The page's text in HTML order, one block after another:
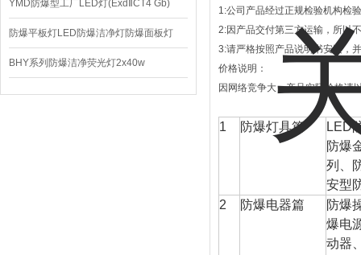
YMD防爆型工厂LED灯(ExdⅡCT4 Gb)
220V/150W
防爆平板灯LED防爆洁净灯防爆面板灯
BHY系列防爆洁净荧光灯2x40w
1:公司产品经过正规检验机构检
2:因产品交付第三方运输，所以
3:请严格按照产品说明书安装，
价格说明：
因网络竞争大，产品实际价格请
1 防爆灯具篇 LED
防爆
列、
安型
2
防爆电器篇
防爆
爆电
动器